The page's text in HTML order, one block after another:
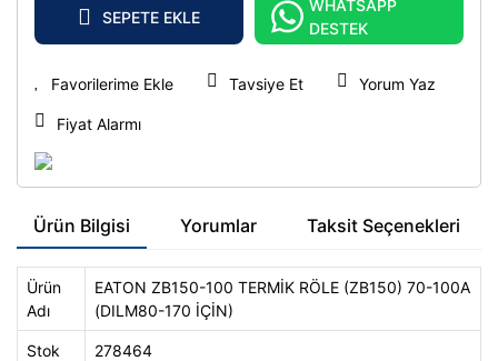
SEPETE EKLE
WHATSAPP
DESTEK
Tavsiye Et Yorum Yaz
Fiyat Alarmı
Ürün Bilgisi Yorumlar Taksit Seçenekleri
Ürün
Adı
EATON ZB150-100 TERMİK RÖLE (ZB150) 70-100A
(DILM80-170 İÇİN)
Stok
278464